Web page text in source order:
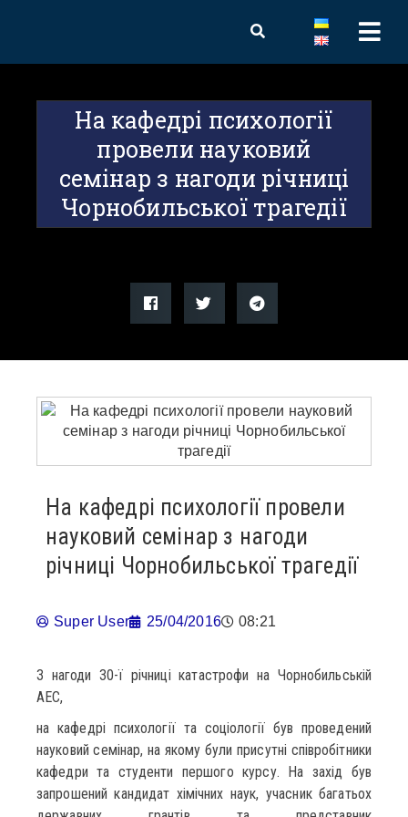
На кафедрі психології
провели науковий
семінар з нагоди річниці
Чорнобильської трагедії
На кафедрі психології провели
науковий семінар з нагоди
річниці Чорнобильської трагедії
Super User 25/04/2016 08:21
З нагоди 30-ї річниці катастрофи на Чорнобильській
АЕС,
на кафедрі психології та соціології був проведений
науковий семінар, на якому були присутні співробітники
кафедри та студенти першого курсу. На захід був
запрошений кандидат хімічних наук, учасник багатьох